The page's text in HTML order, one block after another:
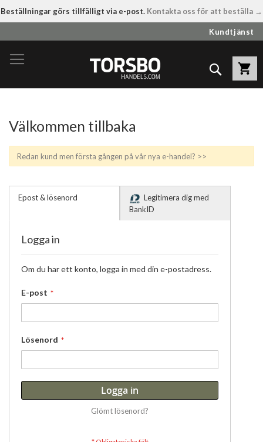
Beställningar görs tillfälligt via e-post. Kontakta oss för att beställa →
till
innehållet
Kundtjänst
Sök
Välkommen tillbaka
Redan kund men första gången på vår nya e-handel? >>
Epost & lösenord
Legitimera dig med
BankID
Logga in
Om du har ett konto, logga in med din e-postadress.
E-post
Lösenord
Logga in
Glömt lösenord?